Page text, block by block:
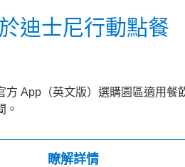
迪士尼行動點餐
App（英文版）選購園區適用餐
。
瞭解詳情